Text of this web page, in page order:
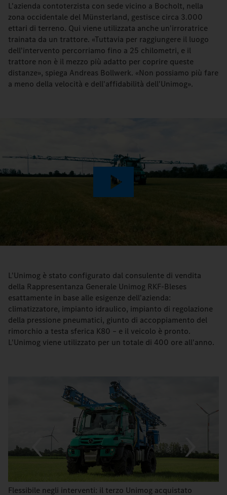
L'azienda contoterzista con sede vicino a Bocholt, nella
zona occidentale del Münsterland, gestisce circa 3.000
ettari di terreno. Qui viene utilizzata anche un'irroratrice
trainata da un trattore. «Tuttavia per raggiungere il luogo
dell'intervento percorriamo fino a 25 chilometri, e il
trattore non è il mezzo più adatto per coprire queste
distanze», spiega Andreas Bollwerk. «Non possiamo più fare
a meno della velocità e dell'affidabilità dell'Unimog».
Play
L'Unimog è stato configurato dal consulente di vendita
della Rappresentanza Generale Unimog RKF-Bleses
esattamente in base alle esigenze dell'azienda:
climatizzatore, impianto idraulico, impianto di regolazione
della pressione pneumatici, giunto di accoppiamento del
rimorchio a testa sferica K80 – e il veicolo è pronto.
L'Unimog viene utilizzato per un totale di 400 ore all'anno.
Flessibile negli interventi: il terzo Unimog acquistato